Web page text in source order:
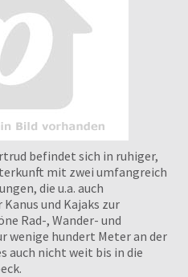
befindet sich in ruhiger,
mit zwei umfangreich
die u.a. auch
und Kajaks zur
Rad-, Wander- und
wenige hundert Meter an der
auch nicht weit bis in die